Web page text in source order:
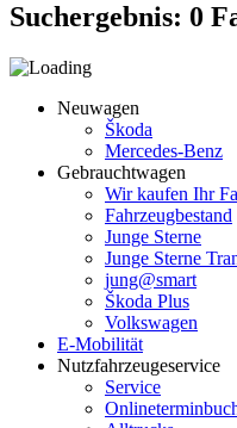
Suchergebnis: 0
Neuwagen
Škoda
Mercedes-Benz
Gebrauchtwagen
Wir kaufen Ihr
Fahrzeugbestand
Junge Sterne
Junge Sterne
jung@smart
Škoda Plus
Volkswagen
E-Mobilität
Nutzfahrzeugeservice
Service